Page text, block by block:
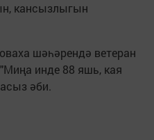
кансызлыгын
шәһәрендә ветеран
инде 88 яшь, кая
әби.